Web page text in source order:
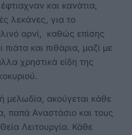
και κανάτια,
λεκάνες, για το
αρνί, καθώς επίσης
και πιθάρια, μαζί με
χρηστικά είδη της
μελωδία, ακούγεται κάθε
παπά Αναστάσιο και τους
Λειτουργία. Κάθε